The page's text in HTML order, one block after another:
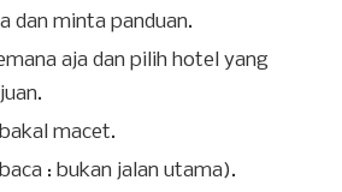
dan minta panduan.
aja dan pilih hotel yang
macet.
: bukan jalan utama).